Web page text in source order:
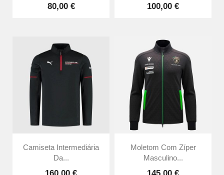
80,00 € 100,00 €
Camiseta Intermediária
Da...
160,00 €
Moletom Com Zíper
Masculino...
145,00 €